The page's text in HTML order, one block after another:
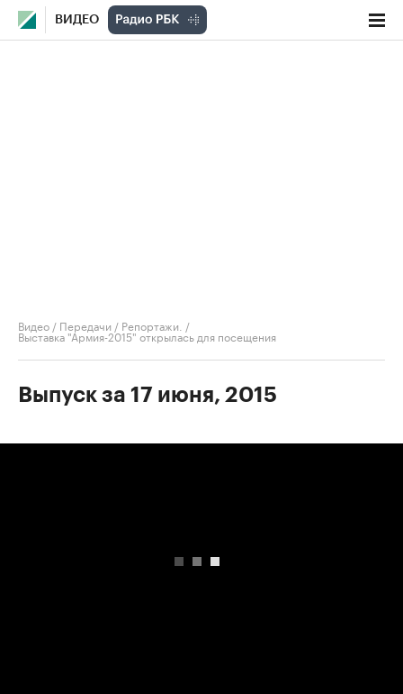
ВИДЕО
Видео / Передачи / Репортажи. /
Выставка "Армия-2015" открылась для посещения
Выпуск за 17 июня, 2015